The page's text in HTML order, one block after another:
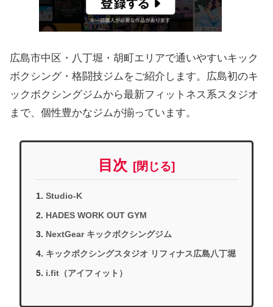
広島市中区・八丁堀・胡町エリアで通いやすいキック
ボクシング・格闘技ジムをご紹介します。広島初のキ
ックボクシングジムから最新フィットネス系スタジオ
まで、個性豊かなジムが揃っています。
目次
Studio-K
HADES WORK OUT GYM
NextGear キックボクシングジム
キックボクシングスタジオ リフィナス広島八丁堀
i.fit（アイフィット）